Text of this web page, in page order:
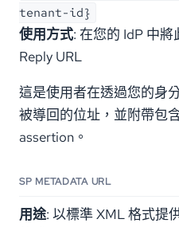
tenant-id}
使用方式: 在您的 IdP 中將
Reply URL
這是使用者在透過您的身
被導回的位址，並附帶包
assertion。
SP METADATA URL
用途: 以標準 XML 格式提